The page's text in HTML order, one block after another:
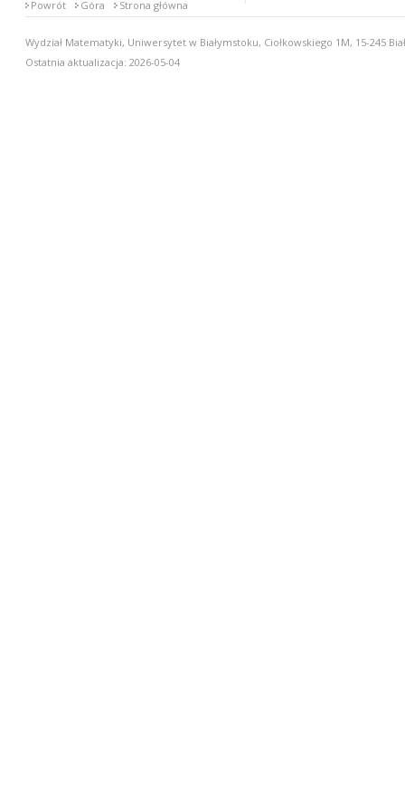
Powrót Góra Strona główna
Wydział Matematyki, Uniwersytet w Białymstoku, Ciołkowskiego 1M, 15-245
Ostatnia aktualizacja: 2026-05-04